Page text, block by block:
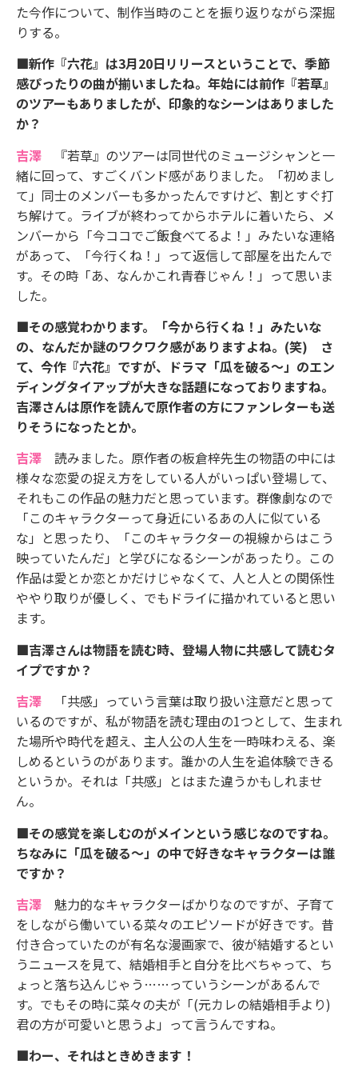
た今作について、制作当時のことを振り返りながら深掘
りする。
■新作『六花』は3月20日リリースということで、季節
感ぴったりの曲が揃いましたね。年始には前作『若草』
のツアーもありましたが、印象的なシーンはありました
か？
吉澤 『若草』のツアーは同世代のミュージシャンと一
緒に回って、すごくバンド感がありました。「初めまし
て」同士のメンバーも多かったんですけど、割とすぐ打
ち解けて。ライブが終わってからホテルに着いたら、メ
ンバーから「今ココでご飯食べてるよ！」みたいな連絡
があって、「今行くね！」って返信して部屋を出たんで
す。その時「あ、なんかこれ青春じゃん！」って思いま
した。
■その感覚わかります。「今から行くね！」みたいな
の、なんだか謎のワクワク感がありますよね。(笑) さ
て、今作『六花』ですが、ドラマ「瓜を破る～」のエン
ディングタイアップが大きな話題になっておりますね。
吉澤さんは原作を読んで原作者の方にファンレターも送
りそうになったとか。
吉澤 読みました。原作者の板倉梓先生の物語の中には
様々な恋愛の捉え方をしている人がいっぱい登場して、
それもこの作品の魅力だと思っています。群像劇なので
「このキャラクターって身近にいるあの人に似ている
な」と思ったり、「このキャラクターの視線からはこう
映っていたんだ」と学びになるシーンがあったり。この
作品は愛とか恋とかだけじゃなくて、人と人との関係性
ややり取りが優しく、でもドライに描かれていると思い
ます。
■吉澤さんは物語を読む時、登場人物に共感して読むタ
イプですか？
吉澤 「共感」っていう言葉は取り扱い注意だと思って
いるのですが、私が物語を読む理由の1つとして、生まれ
た場所や時代を超え、主人公の人生を一時味わえる、楽
しめるというのがあります。誰かの人生を追体験できる
というか。それは「共感」とはまた違うかもしれませ
ん。
■その感覚を楽しむのがメインという感じなのですね。
ちなみに「瓜を破る〜」の中で好きなキャラクターは誰
ですか？
吉澤 魅力的なキャラクターばかりなのですが、子育て
をしながら働いている菜々のエピソードが好きです。昔
付き合っていたのが有名な漫画家で、彼が結婚するとい
うニュースを見て、結婚相手と自分を比べちゃって、ち
ょっと落ち込んじゃう……っていうシーンがあるんで
す。でもその時に菜々の夫が「(元カレの結婚相手より)
君の方が可愛いと思うよ」って言うんですね。
■わー、それはときめきます！